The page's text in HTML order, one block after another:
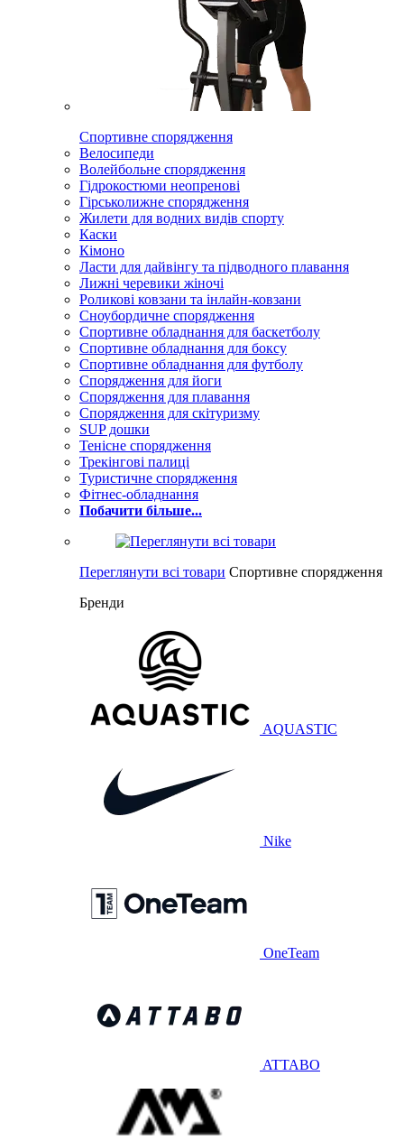
Спортивне спорядження
Велосипеди
Волейбольне спорядження
Гідрокостюми неопренові
Гірськолижне спорядження
Жилети для водних видів спорту
Каски
Кімоно
Ласти для дайвінгу та підводного плавання
Лижні черевики жіночі
Роликові ковзани та інлайн-ковзани
Сноубордичне спорядження
Спортивне обладнання для баскетболу
Спортивне обладнання для боксу
Спортивне обладнання для футболу
Спорядження для йоги
Спорядження для плавання
Спорядження для скітуризму
SUP дошки
Тенісне спорядження
Трекінгові палиці
Туристичне спорядження
Фітнес-обладнання
Побачити більше...
Переглянути всі товари Спортивне спорядження
Бренди
AQUASTIC
Nike
OneTeam
ATTABO